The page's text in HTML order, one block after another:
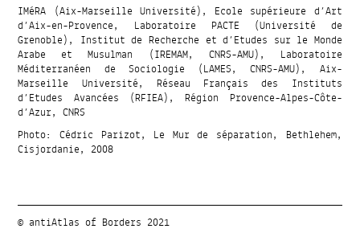
IMéRA (Aix-Marseille Université), Ecole supérieure d’Art
d’Aix-en-Provence, Laboratoire PACTE (Université de
Grenoble), Institut de Recherche et d’Etudes sur le Monde
Arabe et Musulman (IREMAM, CNRS-AMU), Laboratoire
Méditerranéen de Sociologie (LAMES, CNRS-AMU), Aix-
Marseille Université, Réseau Français des Instituts
d’Etudes Avancées (RFIEA), Région Provence-Alpes-Côte-
d’Azur, CNRS
Photo: Cédric Parizot, Le Mur de séparation, Bethlehem,
Cisjordanie, 2008
© antiAtlas of Borders 2021